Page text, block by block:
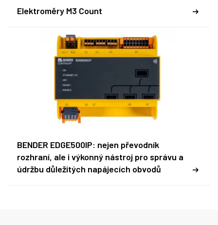
Elektroměry M3 Count
BENDER EDGE500IP: nejen převodník
rozhraní, ale i výkonný nástroj pro správu a
údržbu důležitých napájecích obvodů